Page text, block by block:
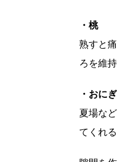
・桃
熟すと
ろを維
・おに
夏場な
てくれる